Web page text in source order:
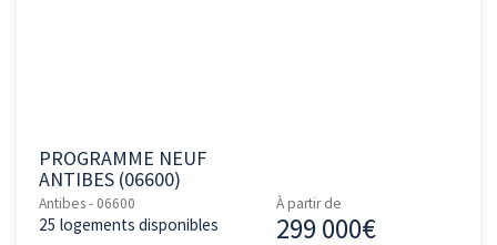
PROGRAMME NEUF
ANTIBES (06600)
Antibes - 06600
25 logements disponibles
À partir de
299 000€